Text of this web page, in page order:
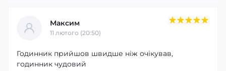
Максим
11 лютого (20:50)
Годинник прийшов швидше ніж очікував,
годинник чудовий